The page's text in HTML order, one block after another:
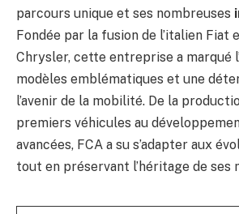
parcours unique et ses nombreuses
Fondée par la fusion de l’italien Fiat
Chrysler, cette entreprise a marqué
modèles emblématiques et une
l’avenir de la mobilité. De la
premiers véhicules au
avancées, FCA a su s’adapter aux
tout en préservant l’héritage de ses